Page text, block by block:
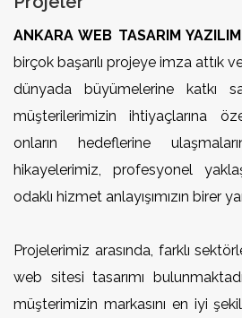
ANKARA WEB TASARIM YAZILIM
birçok başarılı projeye imza attık
dünyada büyümelerine katkı
müşterilerimizin ihtiyaçlarına
onların hedeflerine
hikayelerimiz, profesyonel
odaklı hizmet anlayışımızın birer
Projelerimiz arasında, farklı
web sitesi tasarımı
müşterimizin markasını en iyi